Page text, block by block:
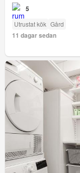
5
Utrustat kök Gård
11 dagar sedan